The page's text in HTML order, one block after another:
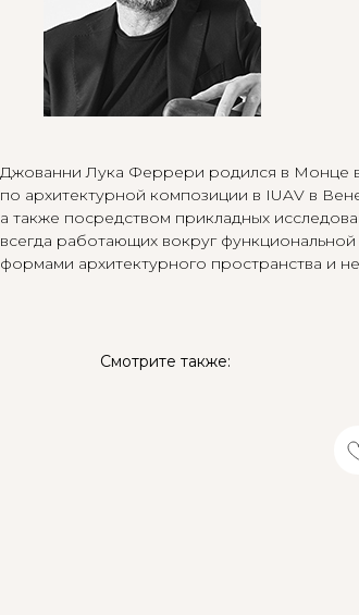
Джованни Лука Феррери родился в Монце в
по архитектурной композиции в IUAV в
а также посредством прикладных
всегда работающих вокруг
формами архитектурного пространства и
Смотрите также: